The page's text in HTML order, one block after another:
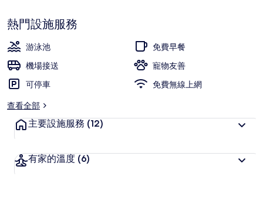
熱門設施服務
游泳池
免費早餐
機場接送
寵物友善
可停車
免費無線上網
查看全部
主要設施服務 (12)
有家的溫度 (6)